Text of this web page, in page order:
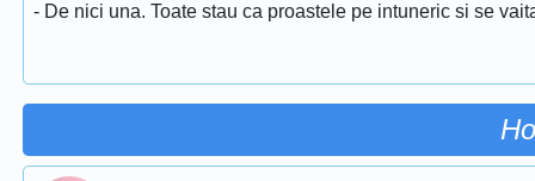
- De nici una. Toate stau ca proastele pe intuneric si se